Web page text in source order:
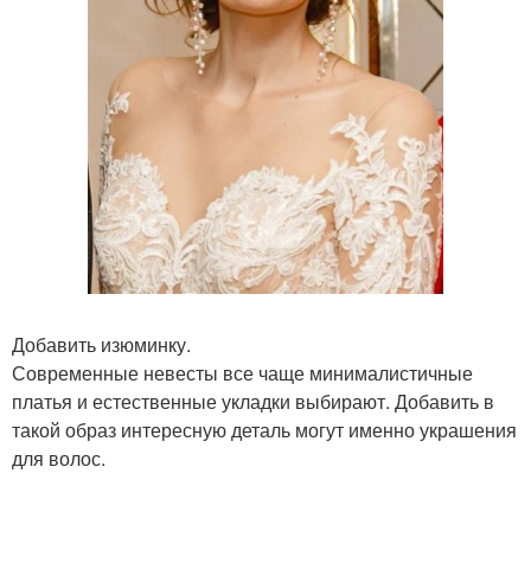
Добавить изюминку.
Современные невесты все чаще минималистичные
платья и естественные укладки выбирают. Добавить в
такой образ интересную деталь могут именно украшения
для волос.